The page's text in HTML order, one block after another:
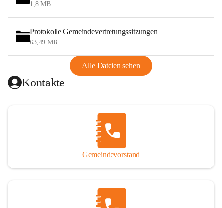
1,8 MB
Protokolle Gemeindevertretungssitzungen
63,49 MB
Alle Dateien sehen
Kontakte
Gemeindevorstand